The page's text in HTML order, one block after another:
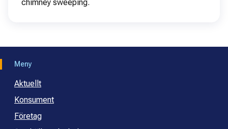
chimney sweeping.
Meny
Aktuellt
Konsument
Företag